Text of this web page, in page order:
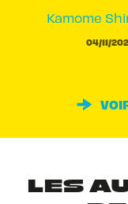
Kamome
04/11/
LES